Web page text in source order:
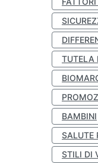
TUTELA
BAMBINI
SALUTE
STILI DI